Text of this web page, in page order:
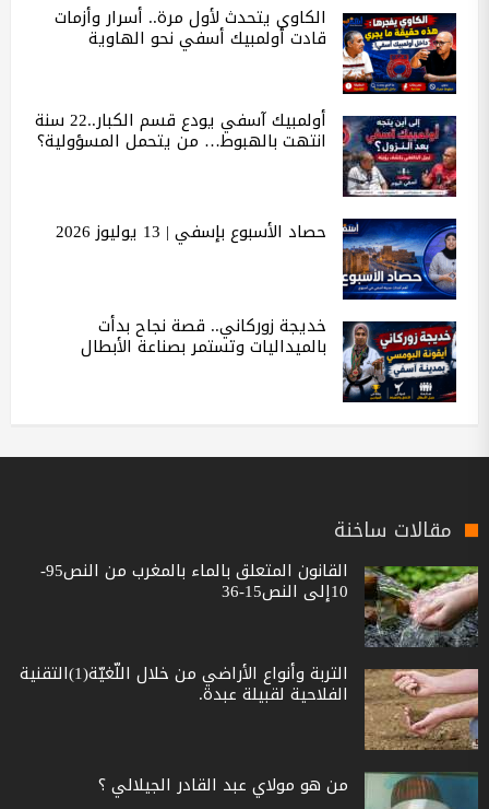
الكاوي يتحدث لأول مرة.. أسرار وأزمات
قادت أولمبيك أسفي نحو الهاوية
أولمبيك آسفي يودع قسم الكبار..22 سنة
انتهت بالهبوط… من يتحمل المسؤولية؟
حصاد الأسبوع بإسفي | 13 يوليوز 2026
خديجة زوركاني.. قصة نجاح بدأت
بالميداليات وتستمر بصناعة الأبطال
مقالات ساخنة
القانون المتعلق بالماء بالمغرب من النص95-
10إلى النص15-36
التربة وأنواع الأراضي من خلال اللّغيّة(1)التقنية
الفلاحية لقبيلة عبدة.
من هو مولاي عبد القادر الجيلالي ؟